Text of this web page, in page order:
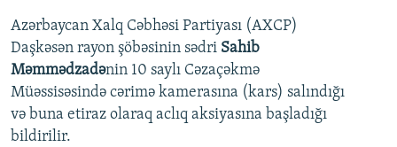
Auto 240p 360p
720p 1080p
360p
720p
1080p
Azərbaycan Xalq Cəbhəsi Partiyası (AXCP)
Daşkəsən rayon şöbəsinin sədri Sahib
Məmmədzadənin 10 saylı Cəzaçəkmə
Müəssisəsində cərimə kamerasına (kars) salındığı
və buna etiraz olaraq aclıq aksiyasına başladığı
bildirilir.